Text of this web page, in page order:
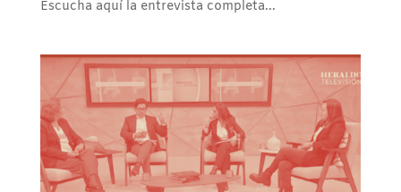
Escucha aquí la entrevista completa...